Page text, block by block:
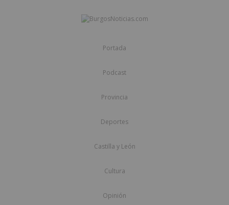
Portada
Podcast
Provincia
Deportes
Castilla y León
Cultura
Opinión